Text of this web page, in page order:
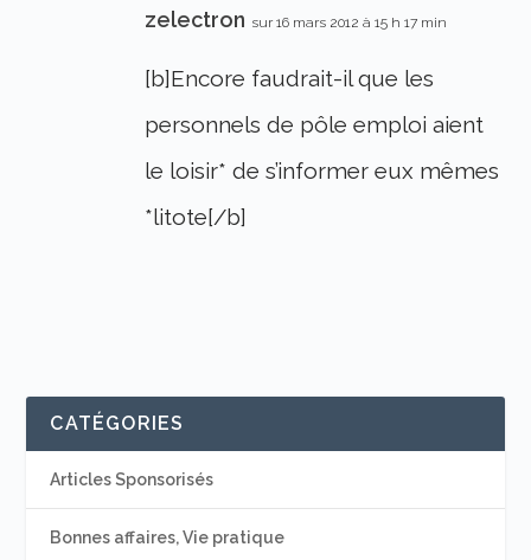
zelectron sur 16 mars 2012 à 15 h 17 min
[b]Encore faudrait-il que les
personnels de pôle emploi aient
le loisir* de s’informer eux mêmes
*litote[/b]
CATÉGORIES
Articles Sponsorisés
Bonnes affaires, Vie pratique